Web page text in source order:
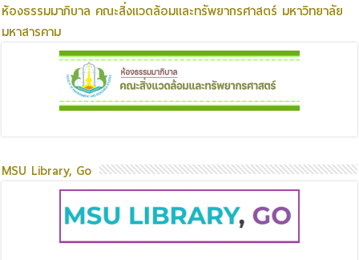
ห้องธรรมมาภิบาล คณะสิ่งแวดล้อมและทรัพยากรศาสตร์ มหาวิทยาลัย
มหาสารคาม
MSU Library, Go